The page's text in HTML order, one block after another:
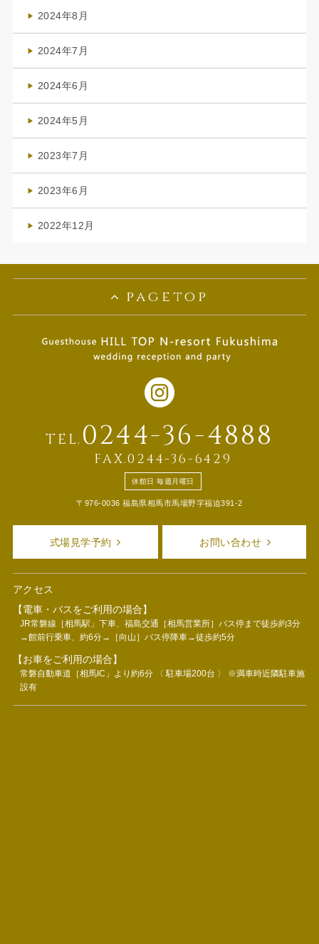
2024年8月
2024年7月
2024年6月
2024年5月
2023年7月
2023年6月
2022年12月
pagetop
TEL. 0244-36-4888
FAX.0244-36-6429
休館日 毎週月曜日
〒976-0036 福島県相馬市馬場野字福迫391-2
式場見学予約 お問い合わせ
アクセス
【電車・バスをご利用の場合】
JR常磐線［相馬駅」下車、福島交通［相馬営業所］バス停まで徒歩約3分
→館前行乗車、約6分→［向山］バス停降車→徒歩約5分
【お車をご利用の場合】
常磐自動車道［相馬IC」より約6分 〈 駐車場200台 〉 ※満車時近隣駐車施
設有